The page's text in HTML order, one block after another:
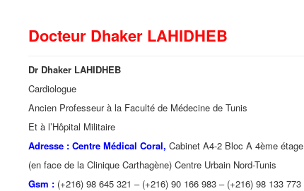
Docteur Dhaker LAHIDHEB
Dr Dhaker LAHIDHEB
Cardiologue
Ancien Professeur à la Faculté de Médecine de Tunis
Et à l’Hôpital Militaire
Adresse : Centre Médical Coral, Cabinet A4-2 Bloc A 4ème étage
(en face de la Clinique Carthagène) Centre Urbain Nord-Tunis
Gsm : (+216) 98 645 321 – (+216) 90 166 983 – (+216) 98 133 773